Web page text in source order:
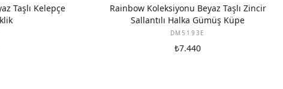
Taşlı Kelepçe
Rainbow Koleksiyonu Beyaz Taşlı Zincir
Sallantılı Halka Gümüş Küpe
DM5193E
₺7.440